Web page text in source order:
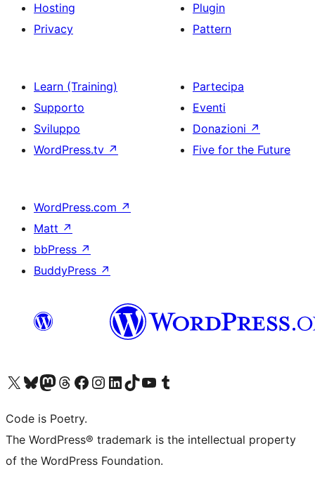
Hosting
Privacy
Plugin
Pattern
Learn (Training)
Supporto
Sviluppo
WordPress.tv ↗
Partecipa
Eventi
Donazioni ↗
Five for the Future
WordPress.com ↗
Matt ↗
bbPress ↗
BuddyPress ↗
Visita il nostro account X (ex Twitter)
Visita il nostro account Bluesky
Visita il nostro account Mastodon
Visita il nostro account Threads
Visita la nostra pagina Facebook
Visita il nostro account Instagram
Visita il nostro account LinkedIn
Visita il nostro account TikTok
Visita il nostro canale YouTube
Visita il nostro account Tumblr
Code is Poetry.
The WordPress® trademark is the intellectual property
of the WordPress Foundation.